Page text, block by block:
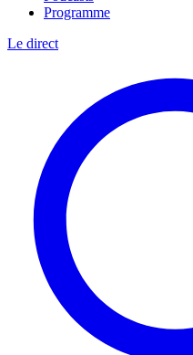
Programme
Le direct